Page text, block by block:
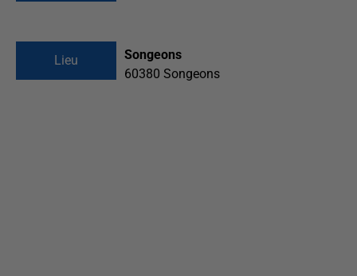
Lieu
Songeons
60380 Songeons